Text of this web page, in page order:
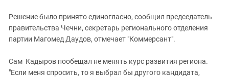
Решение было принято единогласно, сообщил председатель
правительства Чечни, секретарь регионального отделения
партии Магомед Даудов, отмечает "Коммерсант".
Сам Кадыров пообещал не менять курс развития региона.
"Если меня спросить, то я выбрал бы другого кандидата,